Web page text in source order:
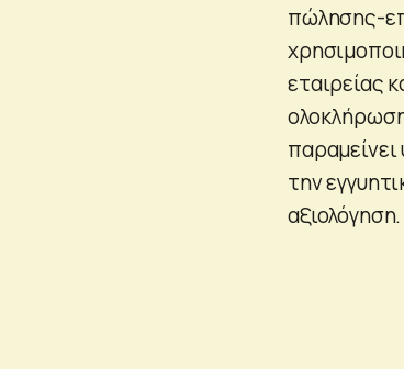
πώλησης-
εταιρείας
την
αξιολόγηση.